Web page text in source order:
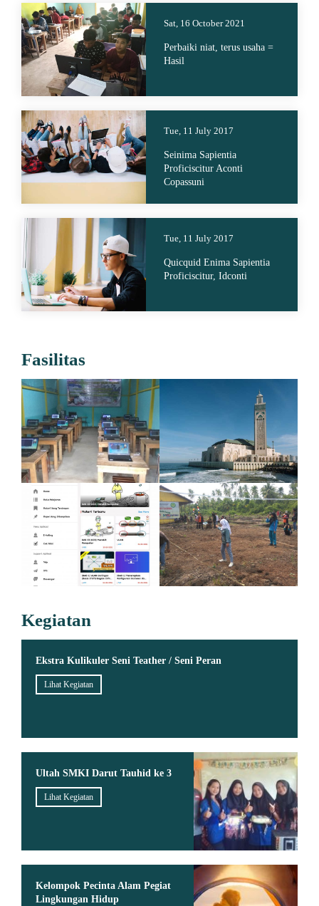
Sat, 16 October 2021
Perbaiki niat, terus usaha =
Hasil
Tue, 11 July 2017
Seinima Sapientia
Proficiscitur Aconti
Copassuni
Tue, 11 July 2017
Quicquid Enima Sapientia
Proficiscitur, Idconti
Fasilitas
Kegiatan
Ekstra Kulikuler Seni Teather / Seni Peran
Lihat Kegiatan
Ultah SMKI Darut Tauhid ke 3
Lihat Kegiatan
Kelompok Pecinta Alam Pegiat
Lingkungan Hidup